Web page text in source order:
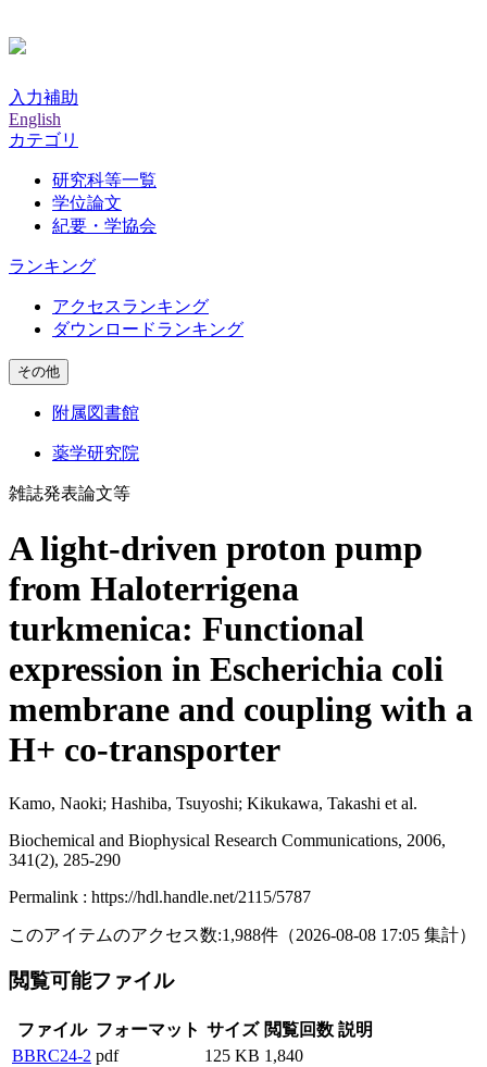
入力補助
English
カテゴリ
研究科等一覧
学位論文
紀要・学協会
ランキング
アクセスランキング
ダウンロードランキング
その他
附属図書館
薬学研究院
雑誌発表論文等
A light-driven proton pump
from Haloterrigena
turkmenica: Functional
expression in Escherichia coli
membrane and coupling with a
H+ co-transporter
Kamo, Naoki; Hashiba, Tsuyoshi; Kikukawa, Takashi et al.
Biochemical and Biophysical Research Communications, 2006,
341(2), 285-290
Permalink : https://hdl.handle.net/2115/5787
このアイテムのアクセス数:1,988件 （2026-08-08 17:05 集計）
閲覧可能ファイル
ファイル フォーマット サイズ 閲覧回数 説明
BBRC24-2 pdf 125 KB 1,840